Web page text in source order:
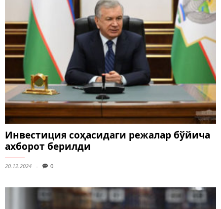
Инвестиция соҳасидаги режалар бўйича
ахборот берилди
20.12.2024 0